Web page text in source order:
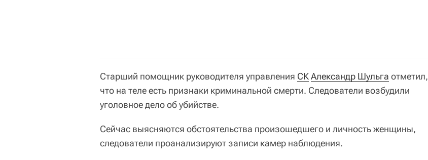
Старший помощник руководителя управления СКАлександр Шульга отметил,
что на теле есть признаки криминальной смерти. Следователи возбудили
уголовное дело об убийстве.
Сейчас выясняются обстоятельства произошедшего и личность женщины,
следователи проанализируют записи камер наблюдения.